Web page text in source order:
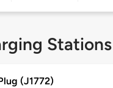
(J1772)